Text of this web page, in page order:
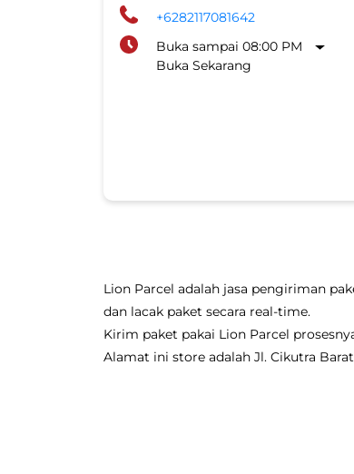
+6282117081642
Buka sampai 08:00 PM
Buka Sekarang
Lion Parcel adalah jasa pengiriman
dan lacak paket secara real-time.
Kirim paket pakai Lion Parcel
Alamat ini store adalah Jl. Cikutra